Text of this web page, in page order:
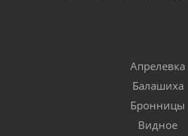
Апрелевка
Балашиха
Бронницы
Видное